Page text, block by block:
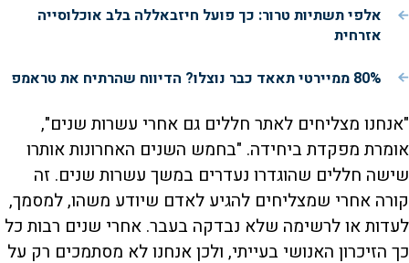
אלפי תשתיות טרור: כך פועל חיזבאללה בלב אוכלוסייה
אזרחית
80% ממיירטי תאאד כבר נוצלו? הדיווח שהרתיח את טראמפ
"אנחנו מצליחים לאתר חללים גם אחרי עשרות שנים",
אומרת מפקדת ביחידה. "בחמש השנים האחרונות אותרו
שישה חללים שהוגדרו נעדרים במשך עשרות שנים. זה
קורה אחרי שמצליחים להגיע לאדם שיודע משהו, למסמך,
לעדות או לרשימה שלא נבדקה בעבר. אחרי שנים רבות כל
כך הזיכרון האנושי בעייתי, ולכן אנחנו לא מסתמכים רק על